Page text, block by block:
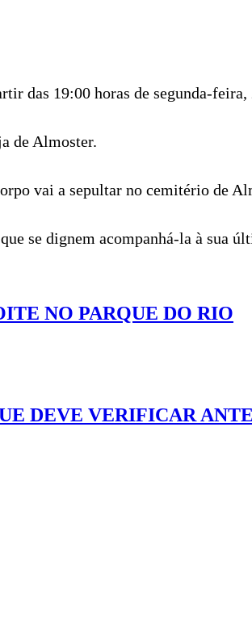
das 19:00 horas de segunda-
de Almoster.
vai a sepultar no cemitério de
se dignem acompanhá-la à sua
NO PARQUE DO RIO
DEVE VERIFICAR